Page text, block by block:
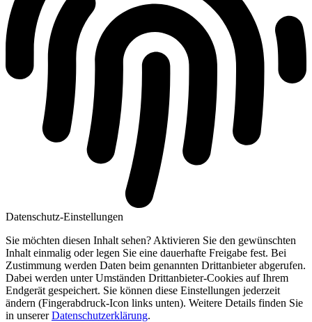
Datenschutz-Einstellungen
Sie möchten diesen Inhalt sehen? Aktivieren Sie den gewünschten
Inhalt einmalig oder legen Sie eine dauerhafte Freigabe fest. Bei
Zustimmung werden Daten beim genannten Drittanbieter abgerufen.
Dabei werden unter Umständen Drittanbieter-Cookies auf Ihrem
Endgerät gespeichert. Sie können diese Einstellungen jederzeit
ändern (Fingerabdruck-Icon links unten). Weitere Details finden Sie
in unsererDatenschutzerklärung.